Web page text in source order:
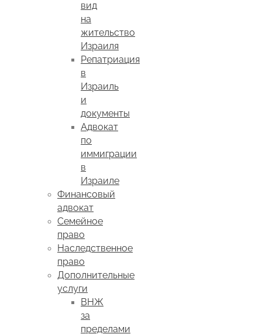
вид
на
жительство
Израиля
Репатриация
в
Израиль
и
документы
Адвокат
по
иммиграции
в
Израиле
Финансовый
адвокат
Семейное
право
Наследственное
право
Дополнительные
услуги
ВНЖ
за
пределами